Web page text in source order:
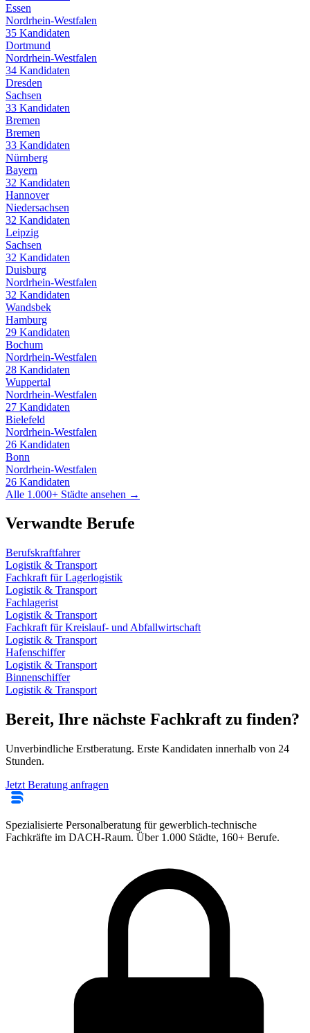
Essen
Nordrhein-Westfalen
35 Kandidaten
Dortmund
Nordrhein-Westfalen
34 Kandidaten
Dresden
Sachsen
33 Kandidaten
Bremen
Bremen
33 Kandidaten
Nürnberg
Bayern
32 Kandidaten
Hannover
Niedersachsen
32 Kandidaten
Leipzig
Sachsen
32 Kandidaten
Duisburg
Nordrhein-Westfalen
32 Kandidaten
Wandsbek
Hamburg
29 Kandidaten
Bochum
Nordrhein-Westfalen
28 Kandidaten
Wuppertal
Nordrhein-Westfalen
27 Kandidaten
Bielefeld
Nordrhein-Westfalen
26 Kandidaten
Bonn
Nordrhein-Westfalen
26 Kandidaten
Alle 1.000+ Städte ansehen →
Verwandte Berufe
Berufskraftfahrer
Logistik & Transport
Fachkraft für Lagerlogistik
Logistik & Transport
Fachlagerist
Logistik & Transport
Fachkraft für Kreislauf- und Abfallwirtschaft
Logistik & Transport
Hafenschiffer
Logistik & Transport
Binnenschiffer
Logistik & Transport
Bereit, Ihre nächste Fachkraft zu finden?
Unverbindliche Erstberatung. Erste Kandidaten innerhalb von 24
Stunden.
Jetzt Beratung anfragen
Spezialisierte Personalberatung für gewerblich-technische
Fachkräfte im DACH-Raum. Über 1.000 Städte, 160+ Berufe.